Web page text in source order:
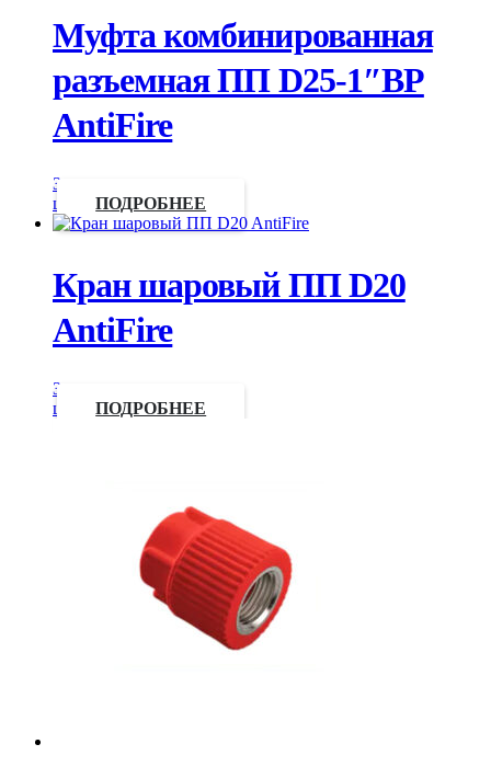
Муфта комбинированная
разъемная ПП D25-1″ВР
AntiFire
Запросить
цену
ПОДРОБНЕЕ
Кран шаровый ПП D20
AntiFire
Запросить
цену
ПОДРОБНЕЕ